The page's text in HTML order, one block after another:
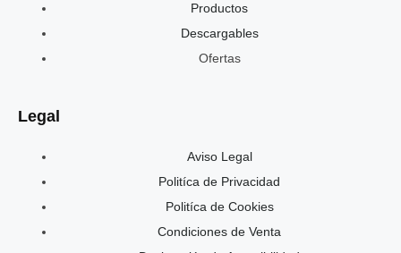
Productos
Descargables
Ofertas
Legal
Aviso Legal
Politíca de Privacidad
Politíca de Cookies
Condiciones de Venta